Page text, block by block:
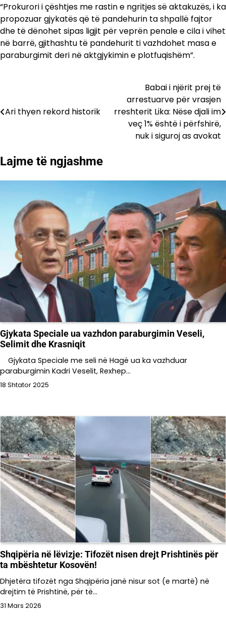
“Prokurori i çështjes me rastin e ngritjes së aktakuzës, i ka
propozuar gjykatës që të pandehurin ta shpallë fajtor
dhe të dënohet sipas ligjit për veprën penale e cila i vihet
në barrë, gjithashtu të pandehurit ti vazhdohet masa e
paraburgimit deri në aktgjykimin e plotfuqishëm”.
teAri thyen rekord historik
Babai i njërit prej të
arrestuarve për vrasjen
rreshterit Lika: Nëse djali im
veç 1% është i përfshirë,
nuk i siguroj as avokat
Lajme të ngjashme
Gjykata Speciale ua vazhdon paraburgimin Veseli,
Selimit dhe Krasniqit
Gjykata Speciale me seli në Hagë ua ka vazhduar
paraburgimin Kadri Veselit, Rexhep…
18 Shtator 2025
Shqipëria në lëvizje: Tifozët nisen drejt Prishtinës për
ta mbështetur Kosovën!
Dhjetëra tifozët nga Shqipëria janë nisur sot (e martë) në
drejtim të Prishtinë, për të…
31 Mars 2026